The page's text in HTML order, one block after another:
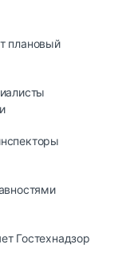
плановый
Гостехнадзор